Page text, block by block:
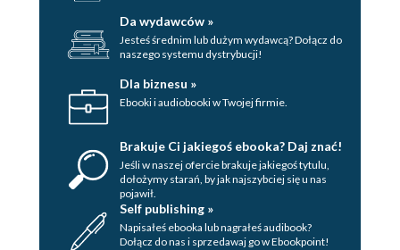
Da wydawców »
Jesteś średnim lub dużym wydawcą? Dołącz do
naszego systemu dystrybucji!
Dla biznesu »
Ebooki i audiobooki w Twojej firmie.
Brakuje Ci jakiegoś ebooka? Daj znać!
Jeśli w naszej ofercie brakuje jakiegoś tytulu,
dołożymy starań, by jak najszybciej się u nas
pojawił.
Self publishing »
Napisałeś ebooka lub nagrałeś audibook?
Dołącz do nas i sprzedawaj go w Ebookpoint!